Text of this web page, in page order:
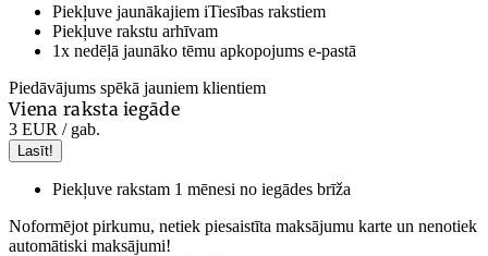
Piekļuve jaunākajiem iTiesības rakstiem
Piekļuve rakstu arhīvam
1x nedēļā jaunāko tēmu apkopojums e-pastā
Piedāvājums spēkā jauniem klientiem
Viena raksta iegāde
3 EUR / gab.
Lasīt!
Piekļuve rakstam 1 mēnesi no iegādes brīža
Noformējot pirkumu, netiek piesaistīta maksājumu karte un nenotiek
automātiski maksājumi!